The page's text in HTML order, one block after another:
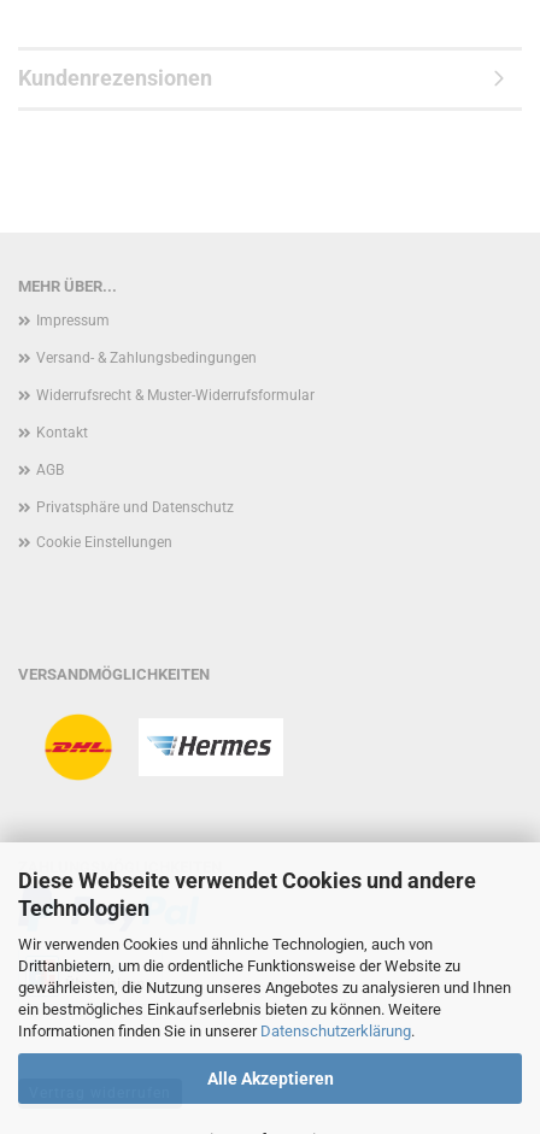
Diese Webseite verwendet Cookies und andere
Technologien
Wir verwenden Cookies und ähnliche Technologien, auch von
Drittanbietern, um die ordentliche Funktionsweise der Website zu
gewährleisten, die Nutzung unseres Angebotes zu analysieren und Ihnen
ein bestmögliches Einkaufserlebnis bieten zu können. Weitere
Informationen finden Sie in unserer Datenschutzerklärung.
Alle Akzeptieren
Kundenrezensionen
MEHR ÜBER...
Impressum
Versand- & Zahlungsbedingungen
Widerrufsrecht & Muster-Widerrufsformular
Kontakt
AGB
Privatsphäre und Datenschutz
Cookie Einstellungen
VERSANDMÖGLICHKEITEN
ZAHLUNGSMÖGLICHKEITEN